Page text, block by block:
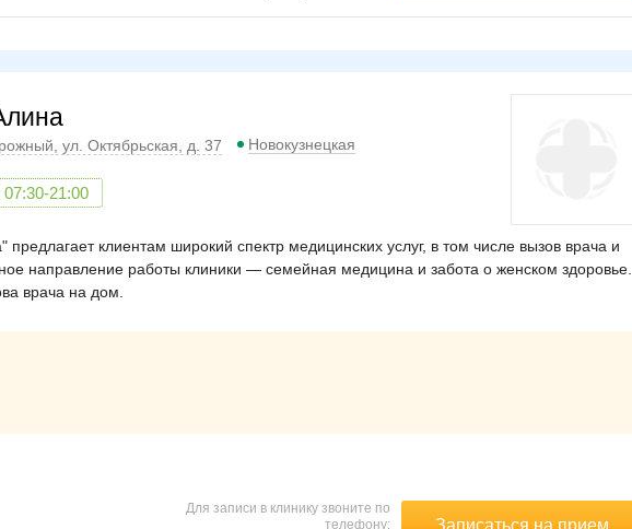
ул. Октябрьская, д. 37 Новокузнецкая
07:30-21:00
клиентам широкий спектр медицинских услуг, в том числе вызов врача и
направление работы клиники — семейная медицина и забота о женском здоровье.
врача на дом.
Для записи в клинику звоните по
телефону: